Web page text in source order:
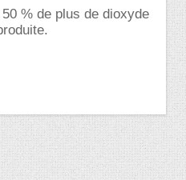
% de plus de dioxyde